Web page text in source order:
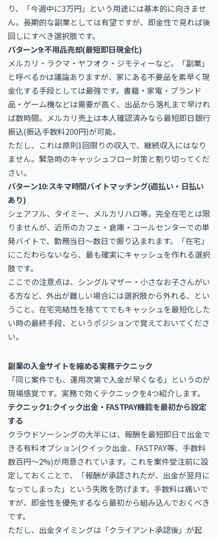
り、「今週中に3万円」という用途には基本的に向きませ
ん。長期的な副業としては有望ですが、即金性で見れば後
回しにすべき選択肢です。
パターン9:不用品売却(最短即日現金化)
メルカリ・ラクマ・ヤフオク・ジモティーなど。「副業」
と呼べるかは議論ありますが、家にある不要品を素早く現
金化する手段としては最強です。書籍・家電・ブランド
品・ゲーム機などは需要が高く、出品から落札まで早けれ
ば数時間。メルカリ売上は本人確認済みなら最短即日銀行
振込(振込手数料200円)が可能。
ただし、これは原則1回限りの収入で、継続収入にはなり
ません。緊急時のキャッシュフロー対策と割り切ってくだ
さい。
パターン10:スキマ時間バイトマッチング(週払い・日払い
あり)
シェアフル、タイミー、メルカリハロ等。完全在宅とは限
りませんが、近所のカフェ・倉庫・コールセンターでの単
発バイトで、勤務当日〜数日で振り込まれます。「在宅」
にこだわらないなら、最も確実にキャッシュを作れる選択
肢です。
ここでの注意点は、シングルマザー・小さなお子さんがい
る方など、外出が難しい場合には選択肢から外れる、とい
うこと。在宅完結性を捨ててでもキャッシュを最短化した
い時の最終手段、というポジションで覚えておいてくださ
い。
副業の入金サイトを縮める実務テクニック
「同じ案件でも、運用次第で入金が早くなる」というのが
現場感覚です。実務で効くテクニックを4つ紹介します。
テクニック1:クイック出金・FASTPAY機能を最初から設定
する
クラウドソーシングの大半には、報酬を最短即日で出金で
きる有料オプション(クイック出金、FASTPAY等、手数料
数百円〜2%)が用意されています。これを案件受注前に設
定しておくことで、「報酬が承認されたが、出金が翌月に
なってしまった」という失敗を防げます。手数料は痛いで
すが、即金性を優先するなら最初から組み込んでおくべき
です。
ただし、出金タイミングは「クライアント承認後」が起